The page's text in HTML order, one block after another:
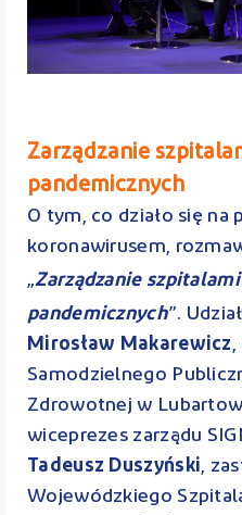
Zarządzanie
pandemicznych
O tym, co działo się na
koronawirusem,
„Zarządzanie
pandemicznych”.
Mirosław Makarewicz
Samodzielnego
Zdrowotnej w
wiceprezes zarządu
Tadeusz Duszyński,
Wojewódzkiego